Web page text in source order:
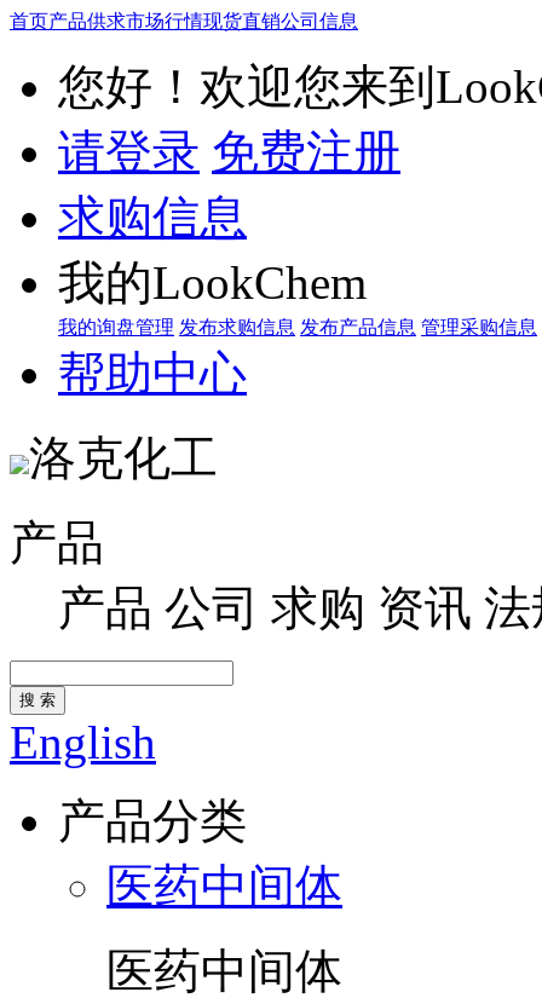
首页产品供求市场行情现货直销公司信息
您好！欢迎您来到
请登录 免费注册
求购信息
我的LookChem
我的询盘管理 发布求购信息 发布产品信息 管理采购信息
帮助中心
洛克化工
产品
产品 公司 求购 资讯 法
搜 索
English
产品分类
医药中间体
医药中间体